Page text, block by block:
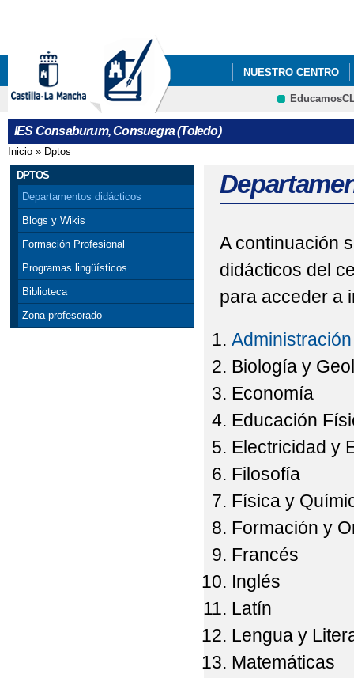
NUESTRO CENTRO
IES Consaburum, Consuegra (Toledo)
Se encuentra usted aquí
Inicio » Dptos
DPTOS
Departamentos didácticos
Blogs y Wikis
Formación Profesional
Programas lingüísticos
Biblioteca
Zona profesorado
A continuación
didácticos del
para acceder a
Biología y
Economía
Educación
Electricidad y
Filosofía
Física y
Formación y
Francés
Inglés
Latín
Lengua y
Matemáticas